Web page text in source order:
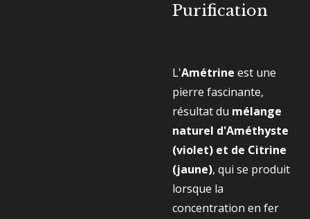
Purification
L'Amétrine est une
pierre fascinante,
résultat du mélange
naturel d'Améthyste
(violet) et de Citrine
(jaune), qui se produit
lorsque la
concentration en fer